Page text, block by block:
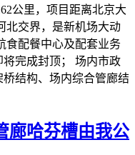
公里，项目距离北京大
北交界，是新机场大动
食配餐中心及配套业务
完成封顶； 场内市政
结构、场内综合管廊结
廊哈芬槽由我公